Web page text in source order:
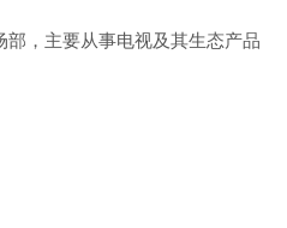
，主要从事电视及其生态产品